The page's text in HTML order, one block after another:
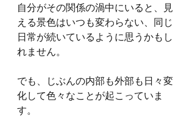
自分がその関係の渦中にいると、見
える景色はいつも変わらない、同じ
日常が続いているように思うかもし
れません。
でも、じぶんの内部も外部も日々変
化して色々なことが起こっていま
す。